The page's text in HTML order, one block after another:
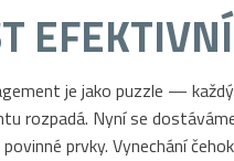
je jako puzzle —
rozpadá. Nyní se
prvky. Vynechání